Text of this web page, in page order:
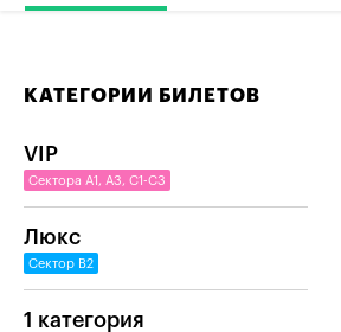
КАТЕГОРИИ БИЛЕТОВ
VIP
Сектора A1, A3, C1-C3
Люкс
Сектор B2
1 категория